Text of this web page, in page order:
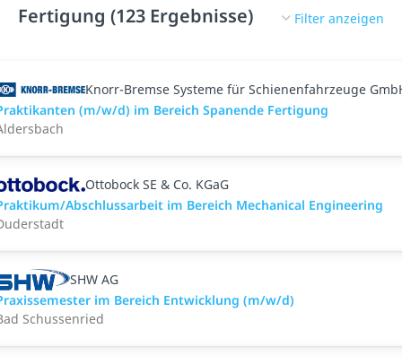
Fertigung (123 Ergebnisse) Filter anzeigen
Knorr-Bremse Systeme für Schienenfahrzeuge
(m/w/d) im Bereich Spanende Fertigung
Ottobock SE & Co. KGaG
Abschlussarbeit im Bereich Mechanical Engineering
SHW AG
im Bereich Entwicklung (m/w/d)
Schussenried